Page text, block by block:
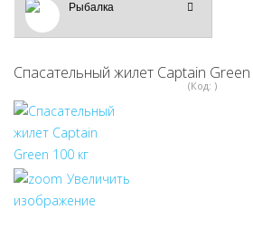
Рыбалка
Спасательный жилет Captain Green
(Код: )
Увеличить
изображение